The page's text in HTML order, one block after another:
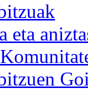
eta